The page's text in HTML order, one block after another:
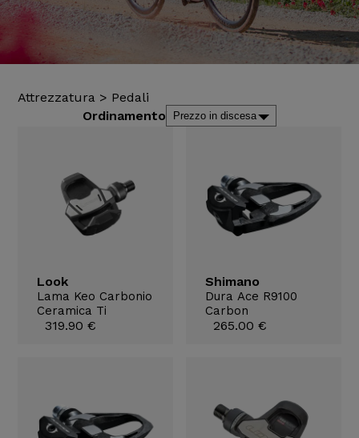
Attrezzatura > Pedali
Ordinamento
Look
Lama Keo Carbonio
Ceramica Ti
319.90 €
Shimano
Dura Ace R9100
Carbon
265.00 €